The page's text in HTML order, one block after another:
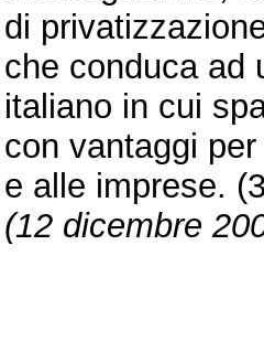
di
che conduca ad
italiano in cui
con vantaggi
e alle imprese.
(12 dicembre